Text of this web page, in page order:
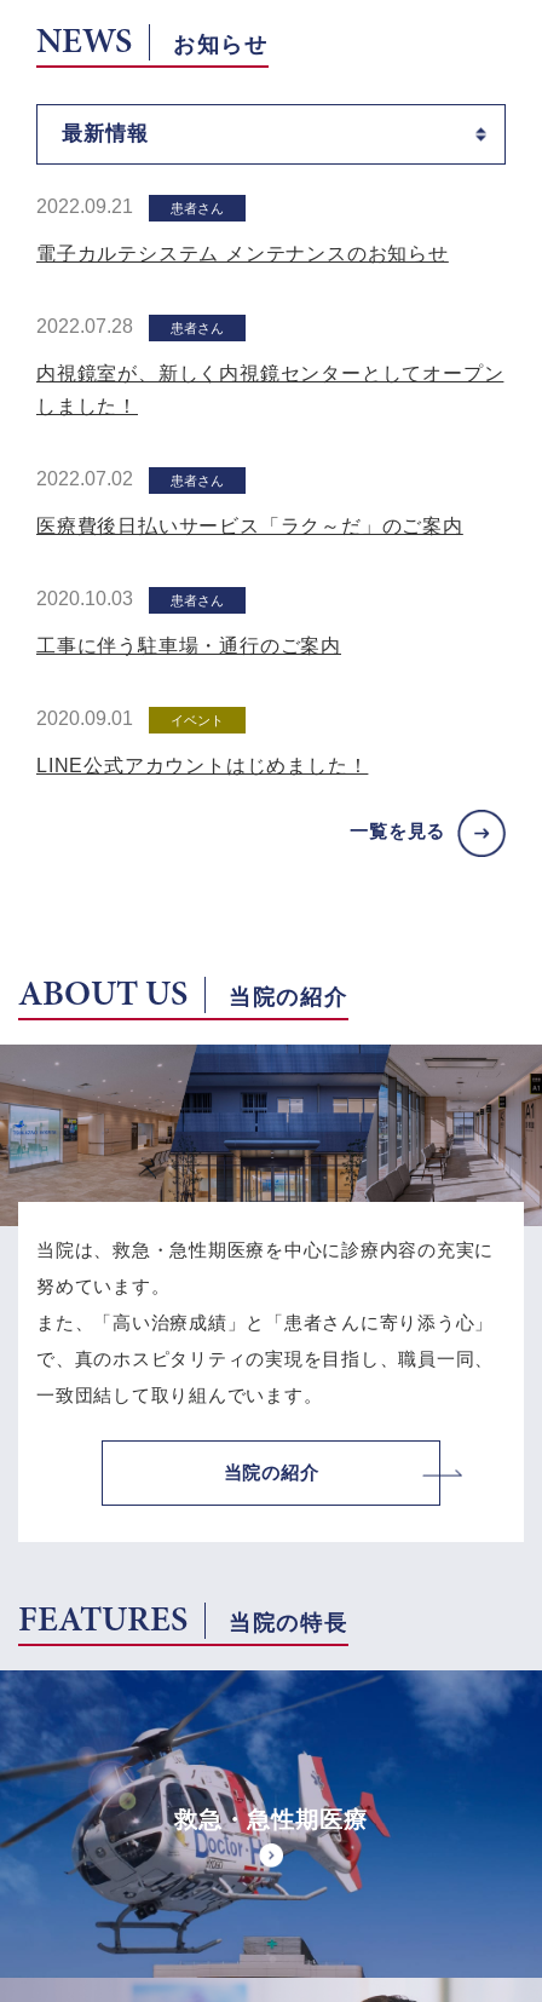
NEWS お知らせ
最新情報
2022.09.21 患者さん
電子カルテシステム メンテナンスのお知らせ
2022.07.28 患者さん
内視鏡室が、新しく内視鏡センターとしてオープン
しました！
2022.07.02 患者さん
医療費後日払いサービス「ラク～だ」のご案内
2020.10.03 患者さん
工事に伴う駐車場・通行のご案内
2020.09.01 イベント
LINE公式アカウントはじめました！
一覧を見る
ABOUT US 当院の紹介
当院は、救急・急性期医療を中心に診療内容の充実に
努めています。
また、「高い治療成績」と「患者さんに寄り添う心」
で、 真のホスピタリティの実現を目指し、職員一同、
一致団結して取り組んでいます。
当院の紹介
FEATURES 当院の特長
救急・急性期医療